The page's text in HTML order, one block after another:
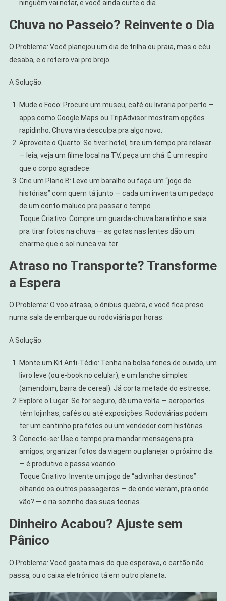
ninguém vai notar, e você ainda curte o dia.
Chuva no Passeio? Reinvente o Dia
O Problema: Você planejou um dia de trilha ou praia, mas o céu
desaba, e o roteiro vai pro brejo.
A Solução:
Mude o Foco: Procure um museu, café ou livraria por perto —
apps como Google Maps ou TripAdvisor mostram opções
rapidinho. Chuva vira desculpa pra algo novo.
Aproveite o Quarto: Se tiver hotel, tire um tempo pra relaxar
— leia, veja um filme local na TV, peça um chá. É um respiro
que o corpo agradece.
Crie um Plano B: Leve um baralho ou faça um “jogo de
histórias” com quem tá junto — cada um inventa um pedaço
de um conto maluco pra passar o tempo.
Toque Criativo: Compre um guarda-chuva baratinho e saia
pra tirar fotos na chuva — as gotas nas lentes dão um
charme que o sol nunca vai ter.
Atraso no Transporte? Transforme
a Espera
O Problema: O voo atrasa, o ônibus quebra, e você fica preso
numa sala de embarque ou rodoviária por horas.
A Solução:
Monte um Kit Anti-Tédio: Tenha na bolsa fones de ouvido, um
livro leve (ou e-book no celular), e um lanche simples
(amendoim, barra de cereal). Já corta metade do estresse.
Explore o Lugar: Se for seguro, dê uma volta — aeroportos
têm lojinhas, cafés ou até exposições. Rodoviárias podem
ter um cantinho pra fotos ou um vendedor com histórias.
Conecte-se: Use o tempo pra mandar mensagens pra
amigos, organizar fotos da viagem ou planejar o próximo dia
— é produtivo e passa voando.
Toque Criativo: Invente um jogo de “adivinhar destinos”
olhando os outros passageiros — de onde vieram, pra onde
vão? — e ria sozinho das suas teorias.
Dinheiro Acabou? Ajuste sem
Pânico
O Problema: Você gasta mais do que esperava, o cartão não
passa, ou o caixa eletrônico tá em outro planeta.